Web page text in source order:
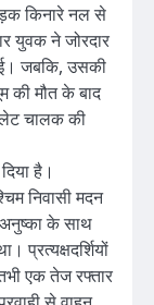
किनारे नल से
युवक ने जोरदार
जबकि, उसकी
की मौत के बाद
चालक की
है।
निवासी मदन
के साथ
प्रत्यक्षदर्शियों
एक तेज रफ्तार